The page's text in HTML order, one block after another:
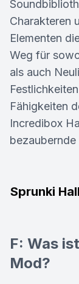
Charakteren
Elementen
Weg für
als auch
Fähigkeiten
Incredibox
bezaubernde
Sprunki
F: Was
Mod?